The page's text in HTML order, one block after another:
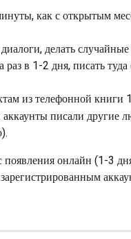
как с открытым
делать
в 1-2 дня, писать
из телефонной книги
писали другие
появления онлайн (1-3